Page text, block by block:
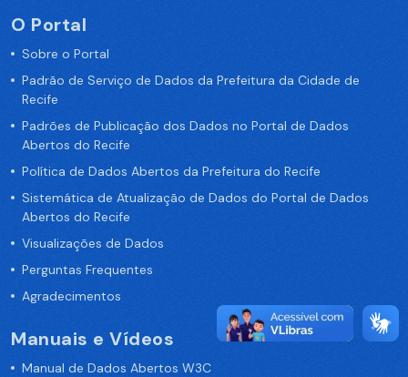
O Portal
Sobre o Portal
Padrão de Serviço de Dados da Prefeitura da Cidade de
Recife
Padrões de Publicação dos Dados no Portal de Dados
Abertos do Recife
Política de Dados Abertos da Prefeitura do Recife
Sistemática de Atualização de Dados do Portal de Dados
Abertos do Recife
Visualizações de Dados
Perguntas Frequentes
Agradecimentos
Manuais e Vídeos
Manual de Dados Abertos W3C